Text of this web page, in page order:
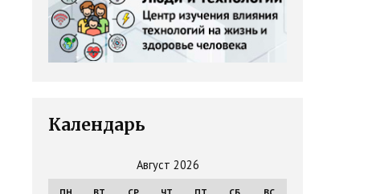
Календарь
Август 2026